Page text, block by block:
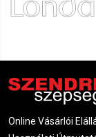
Online Vásárlói